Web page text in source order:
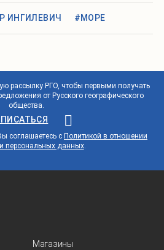
ИНГИЛЕВИЧ #МОРЕ
рассылку РГО, чтобы первыми получать
от Русского географического
общества.
соглашаетесь с Политикой в отношении
персональных данных.
Магазины